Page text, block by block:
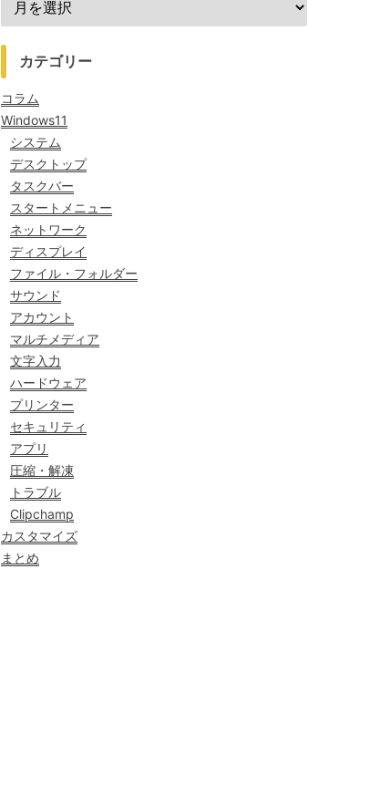
カテゴリー
コラム
Windows11
システム
デスクトップ
タスクバー
スタートメニュー
ネットワーク
ディスプレイ
ファイル・フォルダー
サウンド
アカウント
マルチメディア
文字入力
ハードウェア
プリンター
セキュリティ
アプリ
圧縮・解凍
トラブル
Clipchamp
カスタマイズ
まとめ